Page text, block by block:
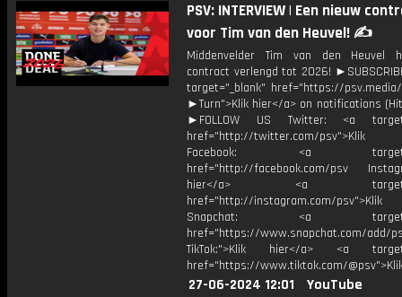
PSV: INTERVIEW | Een nieuw
voor Tim van den Heuvel! ✍️
Middenvelder Tim van den Heuvel
contract verlengd tot 2026!
target="_blank" href="https://psv.media/
►Turn">Klik hier</a> on notifications
►FOLLOW US Twitter: <a
href="http://twitter.com/psv">Klik
Facebook: <a
href="http://facebook.com/psv
hier</a> <a
href="http://instagram.com/
Snapchat: <a
href="https://www.snapchat.com/add/
TikTok:">Klik hier</a> <a
href="https://www.tiktok.com/
27-06-2024 12:01
YouTube